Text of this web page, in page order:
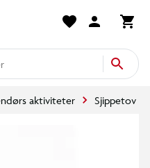
aktiviteter Sjippetov